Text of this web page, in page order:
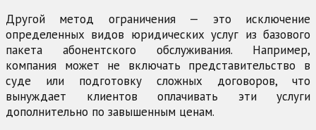
Другой метод ограничения — это исключение
определенных видов юридических услуг из базового
пакета абонентского обслуживания. Например,
компания может не включать представительство в
суде или подготовку сложных договоров, что
вынуждает клиентов оплачивать эти услуги
дополнительно по завышенным ценам.